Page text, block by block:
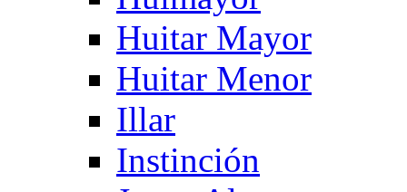
Huitar Mayor
Huitar Menor
Illar
Instinción